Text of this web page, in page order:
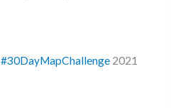
#30DayMapChallenge2021